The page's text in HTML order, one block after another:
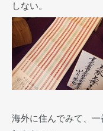
しない。
海外に住んでみて、